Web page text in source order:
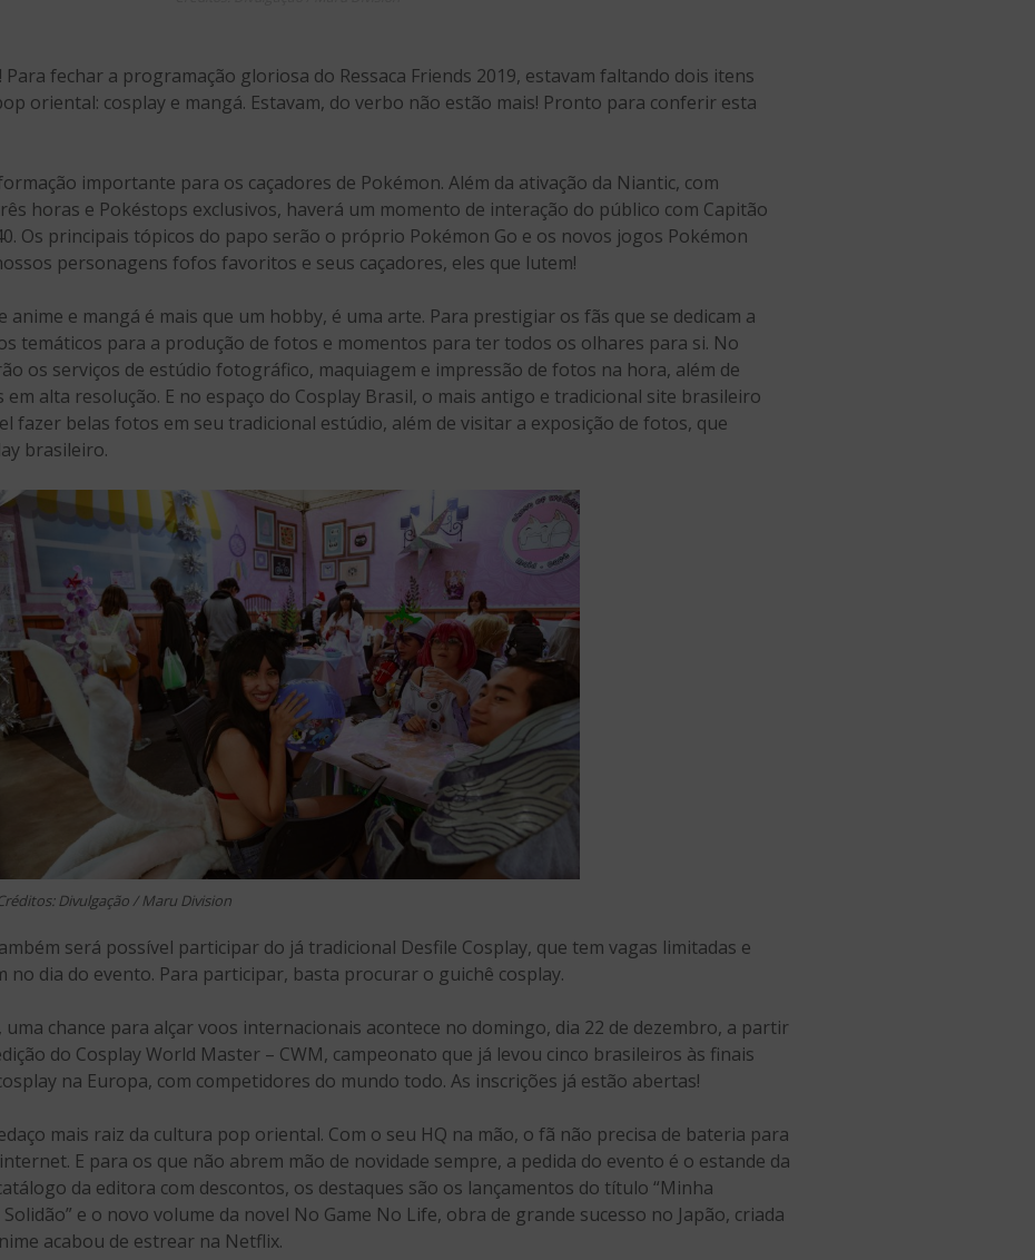
Para fechar a programação gloriosa do Ressaca Friends 2019, estavam faltando dois itens
oriental: cosplay e mangá. Estavam, do verbo não estão mais! Pronto para conferir esta
importante para os caçadores de Pokémon. Além da ativação da Niantic, com
horas e Pokéstops exclusivos, haverá um momento de interação do público com Capitão
Os principais tópicos do papo serão o próprio Pokémon Go e os novos jogos Pokémon
personagens fofos favoritos e seus caçadores, eles que lutem!
anime e mangá é mais que um hobby, é uma arte. Para prestigiar os fãs que se dedicam a
temáticos para a produção de fotos e momentos para ter todos os olhares para si. No
os serviços de estúdio fotográfico, maquiagem e impressão de fotos na hora, além de
alta resolução. E no espaço do Cosplay Brasil, o mais antigo e tradicional site brasileiro
fazer belas fotos em seu tradicional estúdio, além de visitar a exposição de fotos, que
brasileiro.
Divulgação / Maru Division
será possível participar do já tradicional Desfile Cosplay, que tem vagas limitadas e
no dia do evento. Para participar, basta procurar o guichê cosplay.
uma chance para alçar voos internacionais acontece no domingo, dia 22 de dezembro, a partir
do Cosplay World Master – CWM, campeonato que já levou cinco brasileiros às finais
na Europa, com competidores do mundo todo. As inscrições já estão abertas!
mais raiz da cultura pop oriental. Com o seu HQ na mão, o fã não precisa de bateria para
E para os que não abrem mão de novidade sempre, a pedida do evento é o estande da
da editora com descontos, os destaques são os lançamentos do título “Minha
e o novo volume da novel No Game No Life, obra de grande sucesso no Japão, criada
acabou de estrear na Netflix.